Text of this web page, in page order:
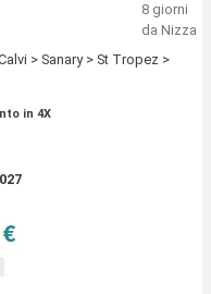
8 giorni
da Nizza
> Sanary > St Tropez >
in 4X